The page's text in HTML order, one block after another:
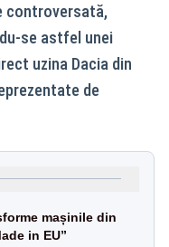
controversată,
se astfel unei
uzina Dacia din
de
mașinile din
in EU”